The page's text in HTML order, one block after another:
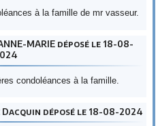
à la famille de mr vasseur.
MARIE déposé le 18-08-
condoléances à la famille.
Dacquin déposé le 18-08-2024